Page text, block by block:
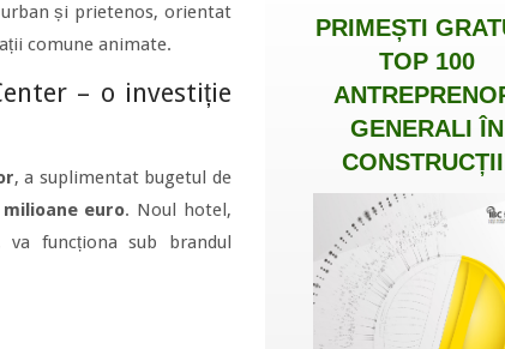
și prietenos, orientat
comune animate.
– o investiție
, a suplimentat bugetul de
milioane euro. Noul hotel,
funcționa sub brandul
PRIMEȘTI
TOP 100
GENERALI ÎN
CONSTRUCȚII